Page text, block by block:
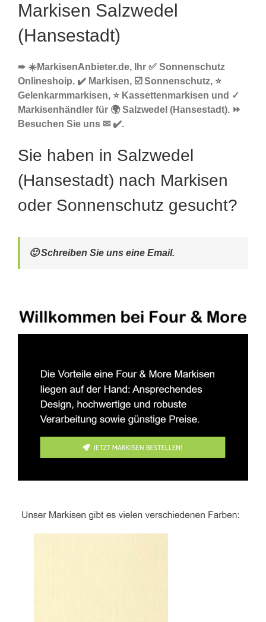
Markisen Salzwedel
(Hansestadt)
➨ ☀️MarkisenAnbieter.de, Ihr ✅ Sonnenschutz
Onlineshoip. ✔️ Markisen, ☑️ Sonnenschutz, ⭐
Gelenkarmmarkisen, ⭐ Kassettenmarkisen und ✓
Markisenhändler für 🌍 Salzwedel (Hansestadt). ⏩
Besuchen Sie uns ✉ ✔️.
Sie haben in Salzwedel
(Hansestadt) nach Markisen
oder Sonnenschutz gesucht?
🙂 Schreiben Sie uns eine Email.